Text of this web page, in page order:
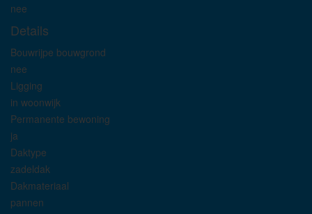
nee
Details
Bouwrijpe bouwgrond
nee
Ligging
in woonwijk
Permanente bewoning
ja
Daktype
zadeldak
Dakmateriaal
pannen